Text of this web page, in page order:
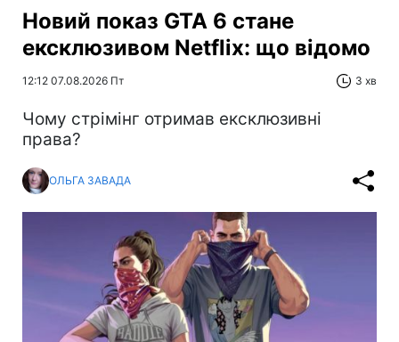
Новий показ GTA 6 стане
ексклюзивом Netflix: що відомо
12:12 07.08.2026 Пт 3 хв
Чому стрімінг отримав ексклюзивні
права?
ОЛЬГА ЗАВАДА